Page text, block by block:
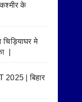
के
मे
|
| बिहार